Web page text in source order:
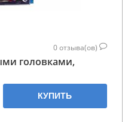
0отзыва(ов)
головками,
КУПИТЬ